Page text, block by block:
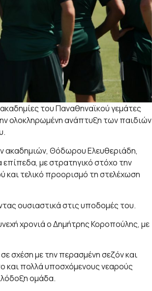
του Παναθηναϊκού γεμάτες
ολοκληρωμένη ανάπτυξη των παιδιών
ακαδημιών, Θόδωρου Ελευθεριάδη,
με στρατηγικό στόχο την
τελικό προορισμό τη στελέχωση
ουσιαστικά στις υποδομές του.
χρονιά ο Δημήτρης Κοροπούλης, με
σχέση με την περασμένη σεζόν και
και πολλά υποσχόμενους νεαρούς
ομάδα.